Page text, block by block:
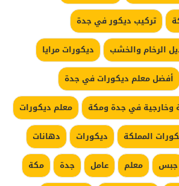
تركيب ديكور في جدة
الرخام والخشب
ديكورات مرايا
أفضل معلم ديكورات في جدة
وخارجية في جدة ومكة
معلم ديكورات
المملكة ديكورات
دهانات
جبس معلم عامل جدة
مكة